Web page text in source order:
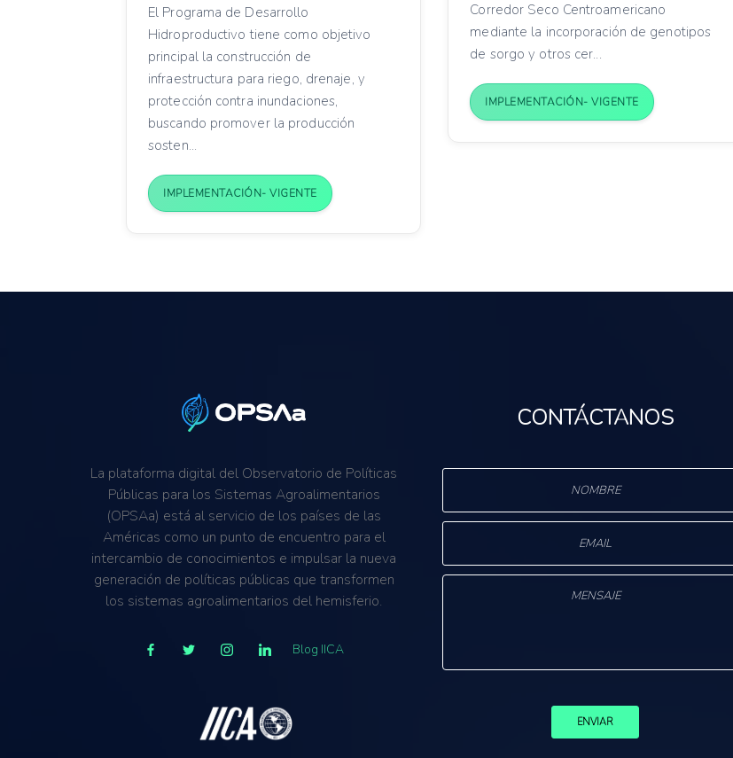
El Programa de Desarrollo
Hidroproductivo tiene como objetivo
principal la construcción de
infraestructura para riego, drenaje, y
protección contra inundaciones,
buscando promover la producción
sosten...
IMPLEMENTACIÓN- VIGENTE
Corredor Seco Centroamericano
mediante la incorporación de genotipos
de sorgo y otros cer...
IMPLEMENTACIÓN- VIGENTE
La plataforma digital del Observatorio de Políticas
Públicas para los Sistemas Agroalimentarios
(OPSAa) está al servicio de los países de las
Américas como un punto de encuentro para el
intercambio de conocimientos e impulsar la nueva
generación de políticas públicas que transformen
los sistemas agroalimentarios del hemisferio.
Blog IICA
CONTÁCTANOS
ENVIAR